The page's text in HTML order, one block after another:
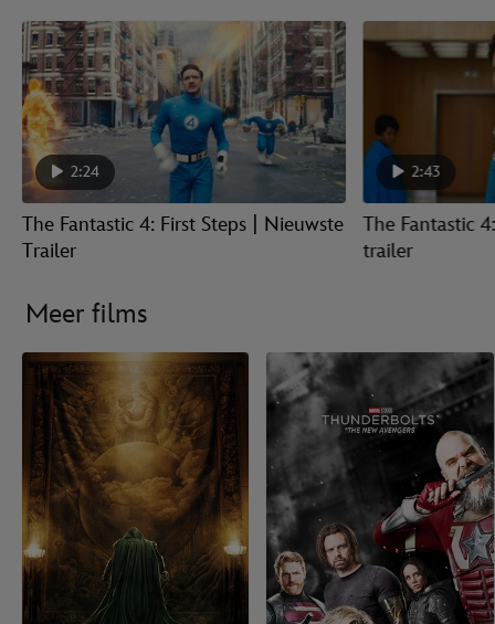
2:24
The Fantastic 4: First Steps | Nieuwste
Trailer
2:43
The Fantastic
trailer
Meer films